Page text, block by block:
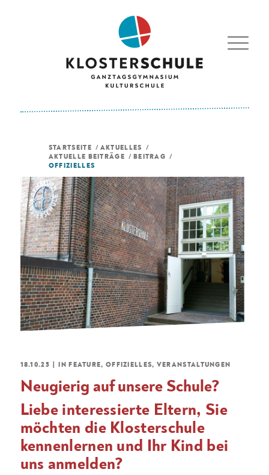
STARTSEITE / AKTUELLES
/
AKTUELLE BEITRÄGE / BEITRAG /
OFFIZIELLES
18.10.25 INFEATURE, OFFIZIELLES, VERANSTALTUNGEN
Neugierig auf unsere Schule?
Liebe interessierte Eltern, Sie
möchten die Klosterschule
kennenlernen und Ihr Kind bei
uns anmelden?